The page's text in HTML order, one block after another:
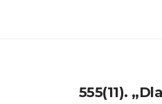
555(11).